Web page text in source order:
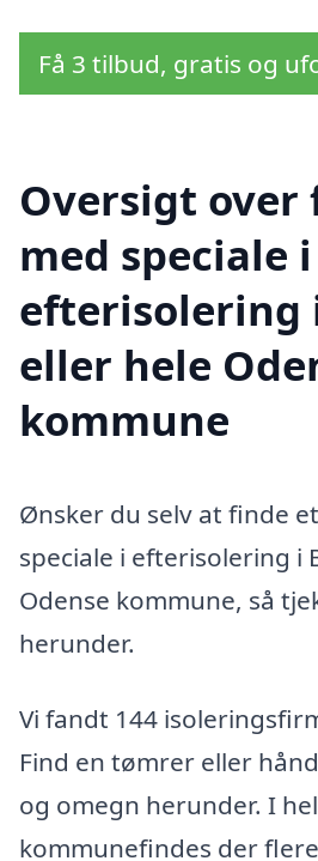
Få 3 tilbud, gratis og
Oversigt
med speciale i
efterisolering
eller hele
kommune
Ønsker du selv at finde
speciale i efterisolering i
Odense kommune, så
herunder.
Vi fandt 144
Find en tømrer eller
og omegn herunder. I
kommunefindes der flere